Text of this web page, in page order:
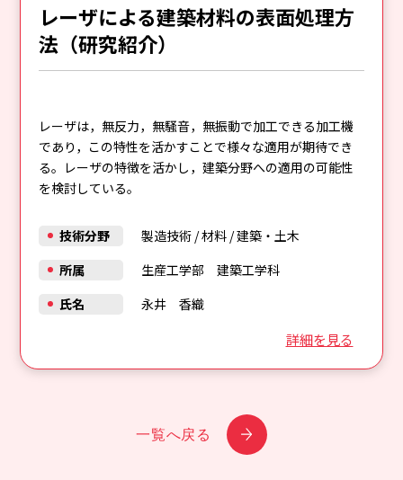
レーザによる建築材料の表面処理方
法（研究紹介）
レーザは，無反力，無騒音，無振動で加工できる加工機
であり，この特性を活かすことで様々な適用が期待でき
る。レーザの特徴を活かし，建築分野への適用の可能性
を検討している。
詳細を見る
技術分野 製造技術/材料/建築・土木
所属
生産工学部 建築工学科
氏名
永井 香織
一覧へ戻る